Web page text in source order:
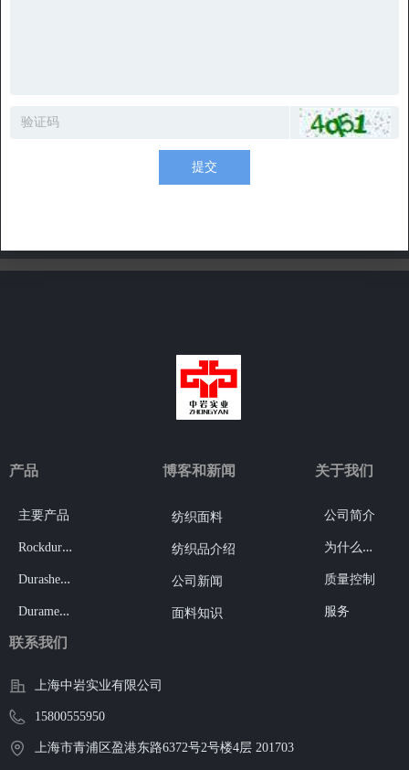
产品
主要产品
R
ockdura®
D
urashell®
D
uramesh®
纺织面料
纺织品介绍
公司新闻
面料知识
博客和新闻
公司简介
为
什么选择我们
质量控制
服务
关于我们
联系我们
上海中岩实业有限公司
15800555950
上海市青浦区盈港东路6372号2号楼4层 201703
提交